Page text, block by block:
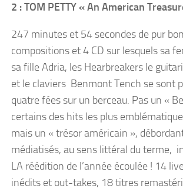
2 : TOM PETTY « An American
247 minutes et 54 secondes de pur
compositions et 4 CD sur lesquels sa
sa fille Adria, les Hearbreakers le
et le claviers Benmont Tench se sont
quatre fées sur un berceau. Pas un «
certains des hits les plus
mais un « trésor américain »,
médiatisés, au sens littéral du terme,
LA réédition de l’année écoulée ! 14
inédits et out-takes, 18 titres